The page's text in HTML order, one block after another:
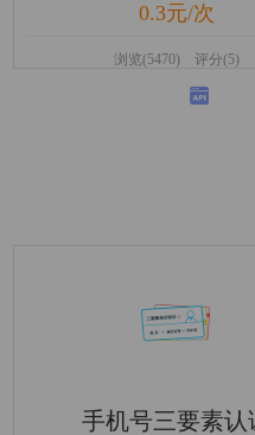
0.3元/次
浏览(5470) 评分(5)
手机号三要素认